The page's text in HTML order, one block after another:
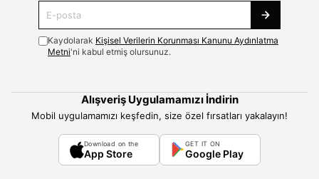
Kaydolarak Kişisel Verilerin Korunması Kanunu Aydınlatma
Metni'ni kabul etmiş olursunuz.
Alışveriş Uygulamamızı İndirin
Mobil uygulamamızı keşfedin, size özel fırsatları yakalayın!
Download on the
App Store
GET IT ON
Google Play